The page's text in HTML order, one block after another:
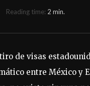
Reading time: 2 min.
de visas
entre México y